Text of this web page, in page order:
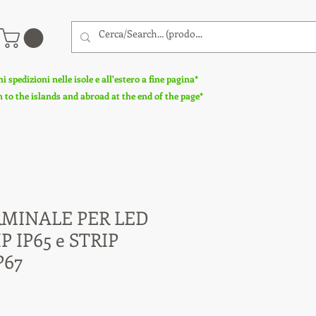
spedizioni nelle isole e all'estero a fine pagina*
the islands and abroad at the end of the page*
PER LED
IP65 e STRIP